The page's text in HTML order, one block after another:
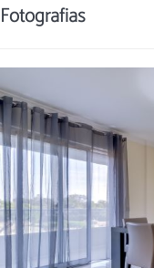
Fotografias